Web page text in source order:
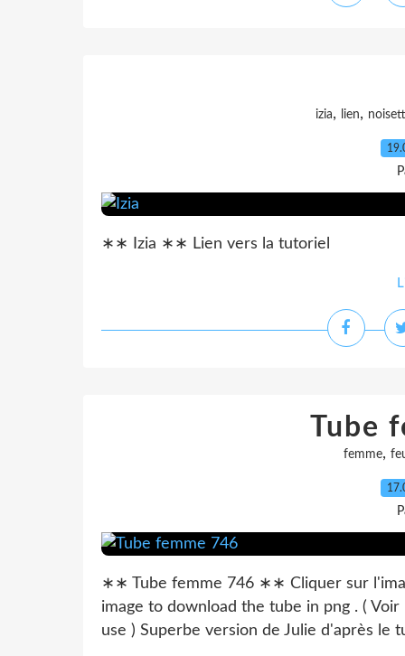
izia, lien,
∗∗ Izia ∗∗ Lien vers la tutoriel
Tube
femme,
∗∗ Tube femme 746 ∗∗ Cliquer sur
image to download the tube in png . (
use ) Superbe version de Julie d'après le